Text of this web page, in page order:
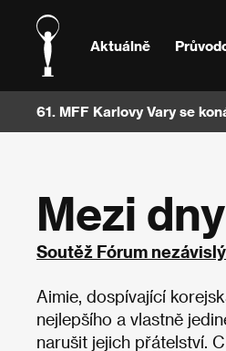
Aktuálně
61. MFF Karlovy Vary se
Mezi dny
Soutěž Fórum
Aimie, dospívající
nejlepšího a vlastně
narušit jejich přátelství.